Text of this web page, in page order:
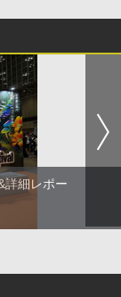
詳細レポー